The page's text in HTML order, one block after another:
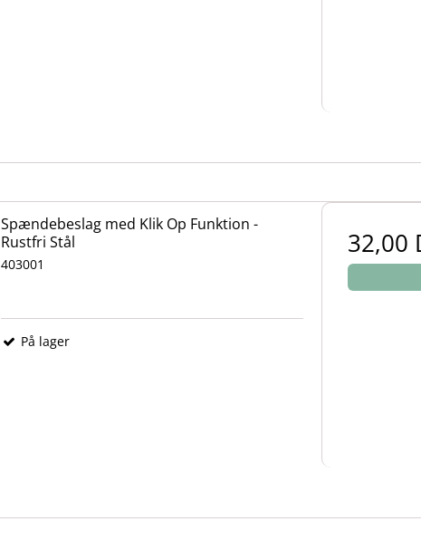
Spændebeslag med Klik Op Funktion -
Rustfri Stål
403001
På lager
32,00